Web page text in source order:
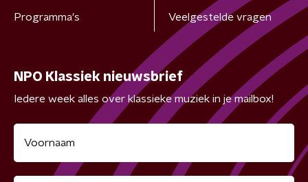
Programma's Veelgestelde vragen
NPO Klassiek nieuwsbrief
Iedere week alles over klassieke muziek in je mailbox!